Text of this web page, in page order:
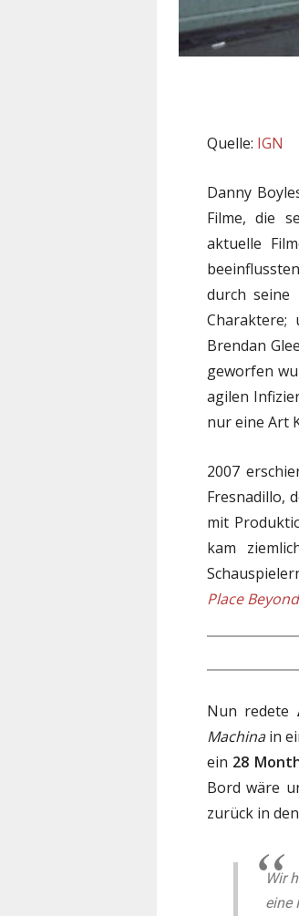
Quelle: IGN
Danny
Filme, die
aktuelle
durch seine
Brendan
geworfen
agilen
nur eine Art
2007
Fresnadillo,
mit
kam
Place
Nun redete
Machinain
ein 28
Bord wäre
zurück in
Wir
eine